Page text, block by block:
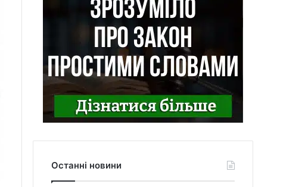
Останні новини